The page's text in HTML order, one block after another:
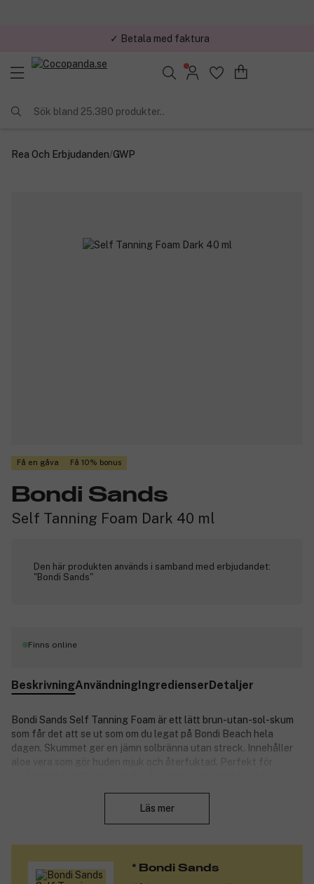
✓ Betala med faktura
✓ Trygg E-handel
Sök bland 25.380 produkter..
Rea Och Erbjudanden/GWP
Få en gåva Få 10% bonus
Bondi Sands
Self Tanning Foam Dark 40 ml
Den här produkten används i samband med erbjudandet:
"Bondi Sands"
Finns online
BeskrivningAnvändningIngredienserDetaljer
Bondi Sands Self Tanning Foam är ett lätt brun-utan-sol-skum
som får det att se ut som om du legat på Bondi Beach hela
dagen. Skummet ger en jämn solbränna utan streck. Innehåller
aloe vera som gör huden mjuk och återfuktad. Perfekt för
Den unika och tydliga guidefärgen gör det lätt att kontrollera
Bondi Sands är en liten bit av Australien på flaska, och för
Läs mer
* Bondi Sands